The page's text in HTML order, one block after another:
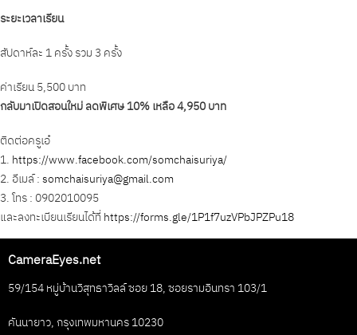
ระยะเวลาเรียน
สัปดาห์ละ 1 ครั้ง รวม 3 ครั้ง
ค่าเรียน 5,500 บาท
กลับมาเปิดสอนใหม่ ลดพิเศษ 10% เหลือ 4,950 บาท
ติดต่อครูเอ๋
1. https://www.facebook.com/somchaisuriya/
2. อีเมล์ :somchaisuriya@gmail.com
3. โทร : 0902010095
และลงทะเบียนเรียนได้ที่ https://forms.gle/1P1f7uzVPbJPZPu18
CameraEyes.net
59/154 หมู่บ้านวิสุทธาวิลล์ ซอย 18, ซอยรามอินทรา 103/1
คันนายาว, กรุงเทพมหานคร 10230